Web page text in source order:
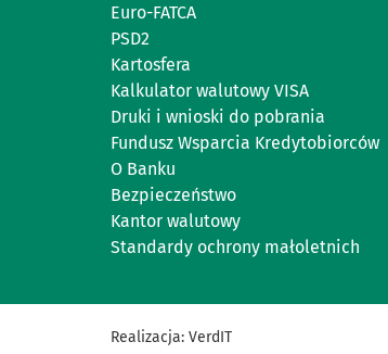
Euro-FATCA
PSD2
Kartosfera
Kalkulator walutowy VISA
Druki i wnioski do pobrania
Fundusz Wsparcia Kredytobiorców
O Banku
Bezpieczeństwo
Kantor walutowy
Standardy ochrony małoletnich
Realizacja: VerdIT